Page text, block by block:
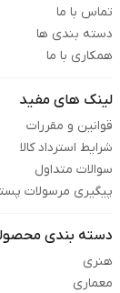
تماس با ما
دسته بندی ها
همکاری با ما
لینک های مفید
قوانین و مقررات
شرایط استرداد کالا
سوالات متداول
پیگیری مرسولات
دسته بندی
هنری
معماری